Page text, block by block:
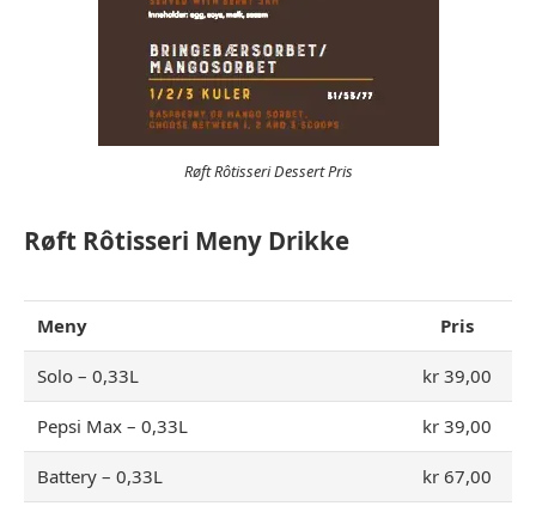
Røft Rôtisseri Dessert Pris
Røft Rôtisseri Meny Drikke
Meny Pris
Solo – 0,33L kr 39,00
Pepsi Max – 0,33L kr 39,00
Battery – 0,33L kr 67,00